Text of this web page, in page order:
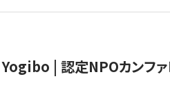
Yogibo | 認定NPOカンフ